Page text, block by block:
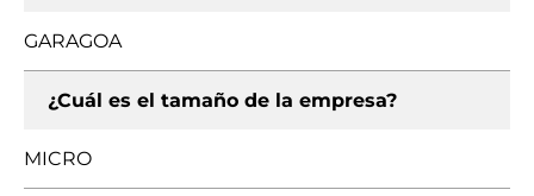
GARAGOA
¿Cuál es el tamaño de la empresa?
MICRO